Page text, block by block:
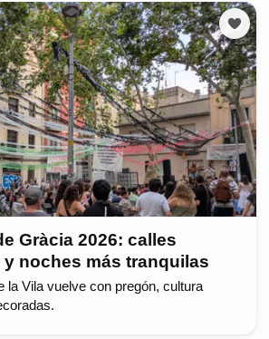
Gràcia 2026: calles
noches más tranquilas
la Vila vuelve con pregón, cultura